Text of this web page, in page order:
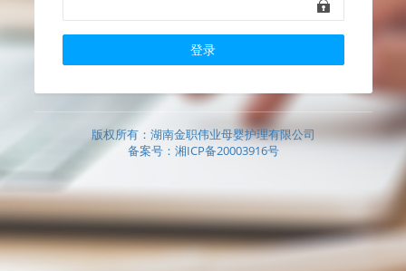
登录
版权所有：湖南金职伟业母婴护理有限公司
备案号：湘ICP备20003916号